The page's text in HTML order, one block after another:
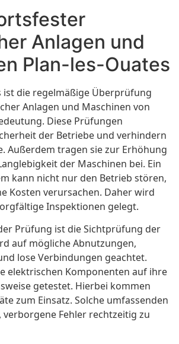
Anlagen und
Plan-les-Ouates
ist die regelmäßige Überprüfung
Anlagen und Maschinen von
Diese Prüfungen
der Betriebe und verhindern
Außerdem tragen sie zur Erhöhung
der Maschinen bei. Ein
kann nicht nur den Betrieb stören,
Kosten verursachen. Daher wird
Inspektionen gelegt.
Prüfung ist die Sichtprüfung der
auf mögliche Abnutzungen,
lose Verbindungen geachtet.
elektrischen Komponenten auf ihre
getestet. Hierbei kommen
zum Einsatz. Solche umfassenden
Fehler rechtzeitig zu